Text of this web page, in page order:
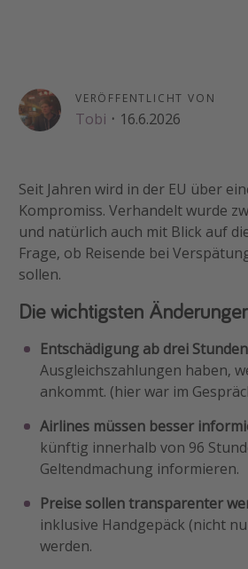
VERÖFFENTLICHT VON
Tobi · 16.6.2026
Seit Jahren wird in der EU über
Kompromiss. Verhandelt wurde
und natürlich auch mit Blick auf
Frage, ob Reisende bei
sollen.
Die wichtigsten
Entschädigung ab drei
Ausgleichszahlungen haben,
ankommt. (hier war im
Airlines müssen besser
künftig innerhalb von 96
Geltendmachung informieren.
Preise sollen transparenter
inklusive Handgepäck (nicht
werden.